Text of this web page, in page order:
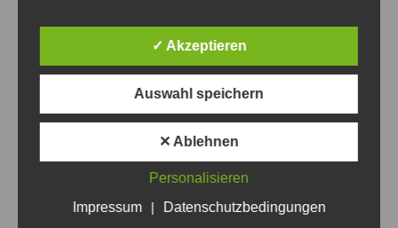
BM-Turnier 2019 – Update
21. Oktober 2019
Categories:Allgemein, Bürgermeisterturnier VonSteven Fritsche
✓ Akzeptieren
Auswahl speichern
✕ Ablehnen
Personalisieren
Impressum
| Datenschutzbedingungen